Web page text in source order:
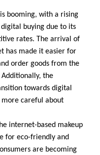
booming, with a rising
buying due to its
rates. The arrival of
has made it easier for
order goods from the
the
towards digital
more careful about
internet-based makeup
for eco-friendly and
are becoming